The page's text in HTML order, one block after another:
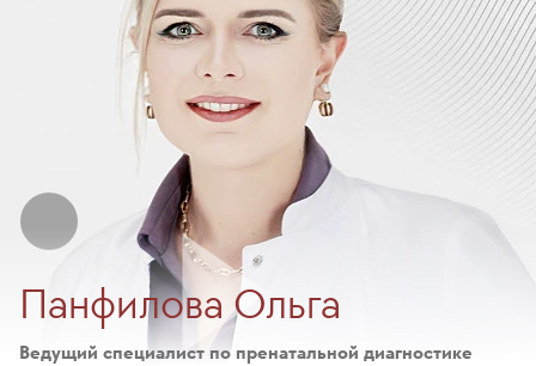
Панфилова Ольга
Ведущий специалист по пренатальной диагностике